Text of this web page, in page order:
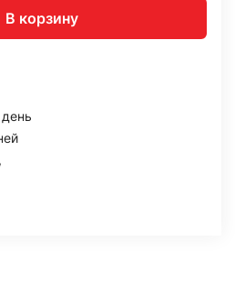
В корзину